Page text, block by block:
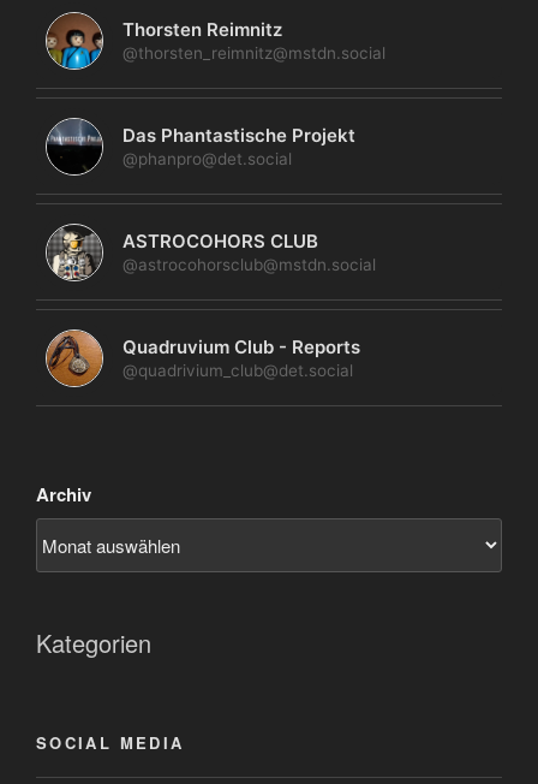
Thorsten Reimnitz
@thorsten_reimnitz@mstdn.social
Das Phantastische Projekt
@phanpro@det.social
ASTROCOHORS CLUB
@astrocohorsclub@mstdn.social
Quadruvium Club - Reports
@quadrivium_club@det.social
Archiv
Kategorien
SOCIAL MEDIA